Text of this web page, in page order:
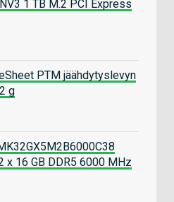
1 TB M.2 PCI Express
PTM jäähdytyslevyn
g
x 16 GB DDR5 6000 MHz